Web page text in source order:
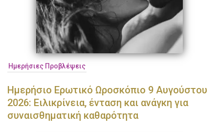
Ημερήσιες Προβλέψεις
Ημερήσιο Ερωτικό Ωροσκόπιο 9 Αυγούστου
2026: Ειλικρίνεια, ένταση και ανάγκη για
συναισθηματική καθαρότητα